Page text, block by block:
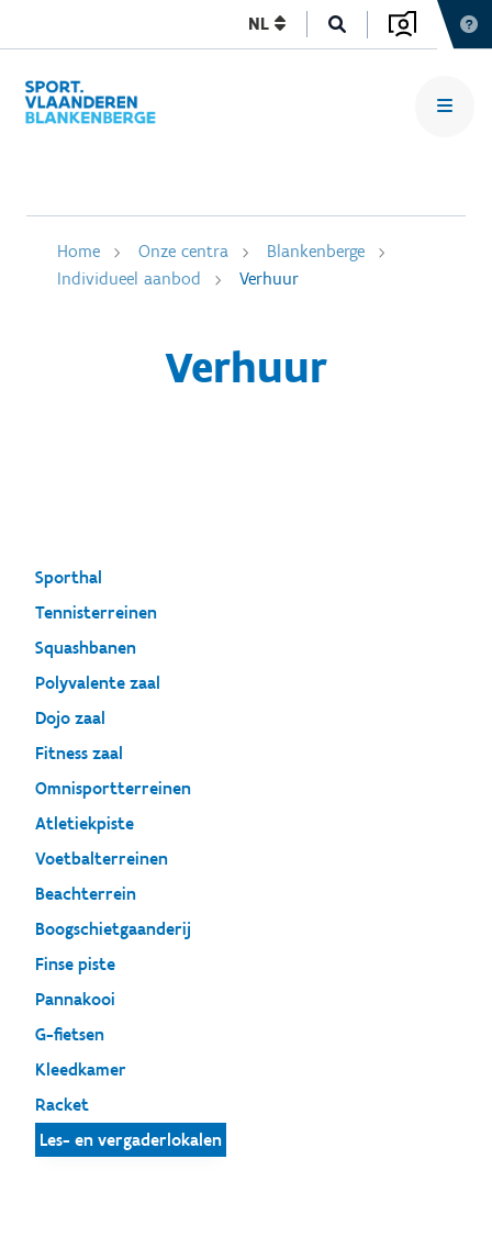
NL
Home Onze centra
Blankenberge
Individueel aanbod
Verhuur
Verhuur
Sporthal
Tennisterreinen
Squashbanen
Polyvalente zaal
Dojo zaal
Fitness zaal
Omnisportterreinen
Atletiekpiste
Voetbalterreinen
Beachterrein
Boogschietgaanderij
Finse piste
Pannakooi
G-fietsen
Kleedkamer
Racket
Les- en vergaderlokalen